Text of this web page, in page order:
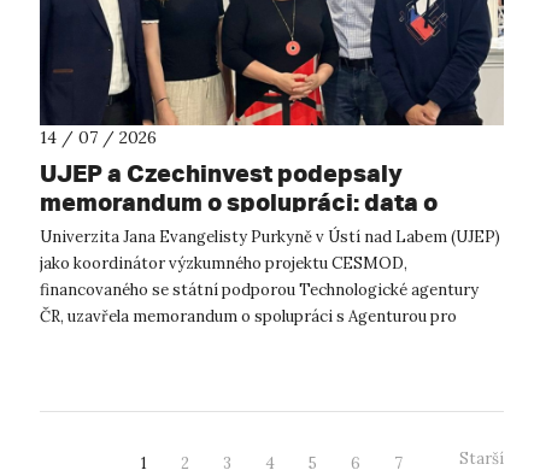
14 / 07 / 2026
UJEP a Czechinvest podepsaly
memorandum o spolupráci: data o
podnikatelském prostředí posílí
výzkum CESMOD
Univerzita Jana Evangelisty Purkyně v Ústí nad Labem (UJEP)
jako koordinátor výzkumného projektu CESMOD,
financovaného se státní podporou Technologické agentury
ČR, uzavřela memorandum o spolupráci s Agenturou pro
1 2 3 4 5 6 7 Starší